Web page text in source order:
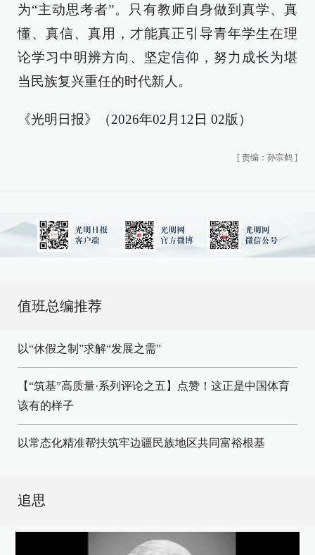
为“主动思考者”。只有教师自身做到真学、真
懂、真信、真用，才能真正引导青年学生在理
论学习中明辨方向、坚定信仰，努力成长为堪
当民族复兴重任的时代新人。
《光明日报》（2026年02月12日 02版）
[ 责编：孙宗鹤 ]
值班总编推荐
以“休假之制”求解“发展之需”
【“筑基”高质量·系列评论之五】点赞！这正是中国体育
该有的样子
以常态化精准帮扶筑牢边疆民族地区共同富裕根基
追思